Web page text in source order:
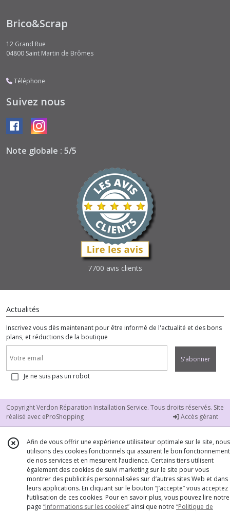
Brico&Scrap
12 Grand Rue
04800 Saint Martin de Brômes
Téléphone
Suivez nous
Note globale : 5/5
7700 avis clients
Actualités
Inscrivez vous dès maintenant pour être informé de l'actualité et des bons
plans, et réductions de la boutique
S'abonner
Je ne suis pas un robot
Copyright Verdon Réparation Installation Service. Tous droits réservés. Site
réalisé avec eProShopping Accès gérant
Afin de vous offrir une expérience utilisateur optimale sur le site, nous
utilisons des cookies fonctionnels qui assurent le bon fonctionnement
de nos services et en mesurent l’audience. Certains tiers utilisent
également des cookies de suivi marketing sur le site pour vous
montrer des publicités personnalisées sur d’autres sites Web et dans
leurs applications. En cliquant sur le bouton “J’accepte” vous acceptez
l’utilisation de ces cookies. Pour en savoir plus, vous pouvez lire notre
page “Informations sur les cookies” ainsi que notre “Politique de